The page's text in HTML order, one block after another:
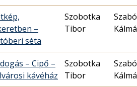
–
séta
Szobotka
Tibor
Szabó
– Cipő –
kávéház
Szobotka
Tibor
Szabó